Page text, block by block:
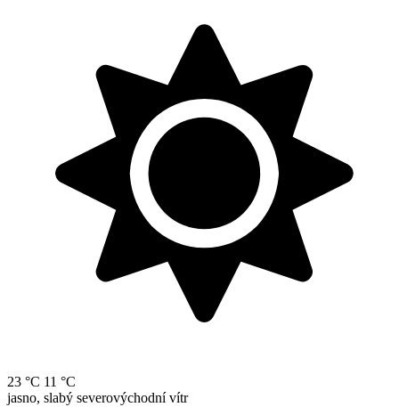
23 °C 11 °C
jasno, slabý severovýchodní vítr